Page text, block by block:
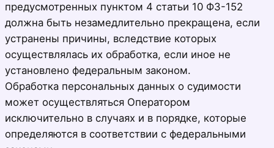
предусмотренных пунктом 4 статьи 10 ФЗ-152
должна быть незамедлительно прекращена, если
устранены причины, вследствие которых
осуществлялась их обработка, если иное не
установлено федеральным законом.
Обработка персональных данных о судимости
может осуществляться Оператором
исключительно в случаях и в порядке, которые
определяются в соответствии с федеральными